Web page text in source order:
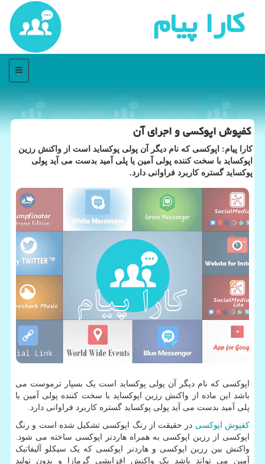
كارا پیام
منو
كفپوش اپوكسی و اجرای آن
كارا پیام: اپوكسی كه نام دیگر آن پولی پوكساید است از واكنش رزین
اپوكساید با سخت كننده پولی آمین یا پلی آمید بدست می آید پولی
پوكساید گستره كاربرد فراوانی دارد.
اپوکسی که نام دیگر آن پولی پوکساید است یک بسپار ترموست می
باشد این ماده از واکنش رزین اپوکساید با سخت کننده پولی آمین یا
پلی آمید بدست می آید پولی پوکساید گستره کاربرد فراوانی دارد.
کفپوش اپوکسی در حقیقت از رنگ اپوکسی تشکیل شده است و رنگ
اپوکسی از رزین اپوکسی به همراه هاردنر اپوکسی ساخته می شود.
واکنش بین رزین اپوکسی و هاردنر اپوکسی که یک سیکلو آلیفاتیک
آمین می تواند باشد یک واکنش افزایشی گرمازا و بدون تولید